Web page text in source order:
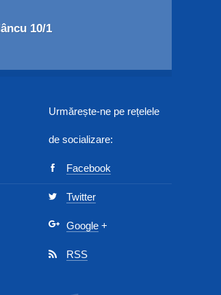
10/1
Urmărește-ne pe rețelele
de socializare:
Facebook
Twitter
Google +
RSS